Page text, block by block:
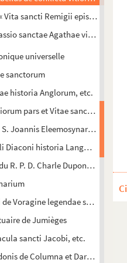
Vita sancti Remigii episcopi et
sanctae Agathae virginis.
universelle
sanctorum
historia Anglorum, etc.
pars et Vitae sanctorum
Joannis Eleemosynarii, etc.
Diaconi historia Langobardorum
R. P. D. Charle Dupont, de la
Voragine legendae sanctorum
de Jumièges
sancti Jacobi, etc.
de Columna et Daretis